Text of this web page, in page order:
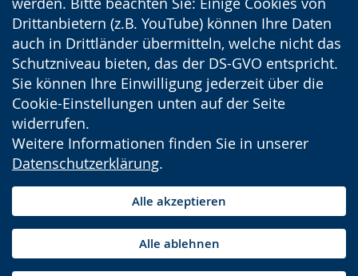
Drittanbietern (z.B. YouTube) können Ihre Daten
auch in Drittländer übermitteln, welche nicht das
Schutzniveau bieten, das der DS-GVO entspricht.
Sie können Ihre Einwilligung jederzeit über die
Cookie-Einstellungen unten auf der Seite
widerrufen.
Weitere Informationen finden Sie in unserer
Datenschutzerklärung.
Alle akzeptieren
Alle ablehnen